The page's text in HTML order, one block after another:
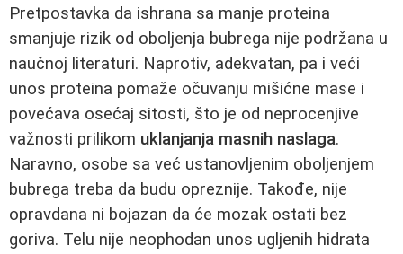
Pretpostavka da ishrana sa manje proteina
smanjuje rizik od oboljenja bubrega nije podržana u
naučnoj literaturi. Naprotiv, adekvatan, pa i veći
unos proteina pomaže očuvanju mišićne mase i
povećava osećaj sitosti, što je od neprocenjive
važnosti prilikom uklanjanja masnih naslaga.
Naravno, osobe sa već ustanovljenim oboljenjem
bubrega treba da budu opreznije. Takođe, nije
opravdana ni bojazan da će mozak ostati bez
goriva. Telu nije neophodan unos ugljenih hidrata